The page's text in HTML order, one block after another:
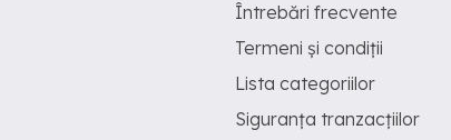
Întrebări frecvente
Termeni și condiții
Lista categoriilor
Siguranța tranzacțiilor